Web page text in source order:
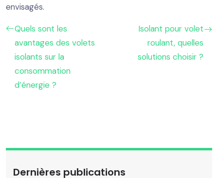
envisagés.
Quels sont les
avantages des volets
isolants sur la
consommation
d’énergie ?
Isolant pour volet
roulant, quelles
solutions choisir ?
Dernières publications